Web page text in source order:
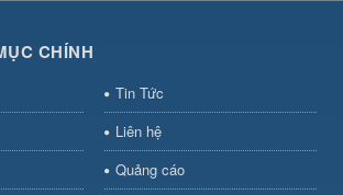
CHÍNH
Tin Tức
Liên hệ
Quảng cáo